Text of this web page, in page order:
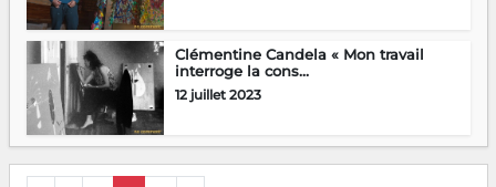
Clémentine Candela « Mon travail
interroge la cons...
12 juillet 2023